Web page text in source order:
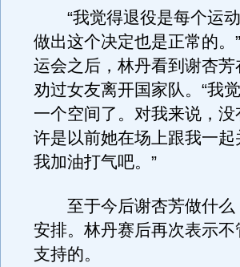
“我觉得退役是每个运动
做出这个决定也是正常的
运会之后，林丹看到谢杏
劝过女友离开国家队。“我
一个空间了。对我来说，
许是以前她在场上跟我一
我加油打气吧。”
至于今后谢杏芳做什么
安排。林丹赛后再次表示
支持的。